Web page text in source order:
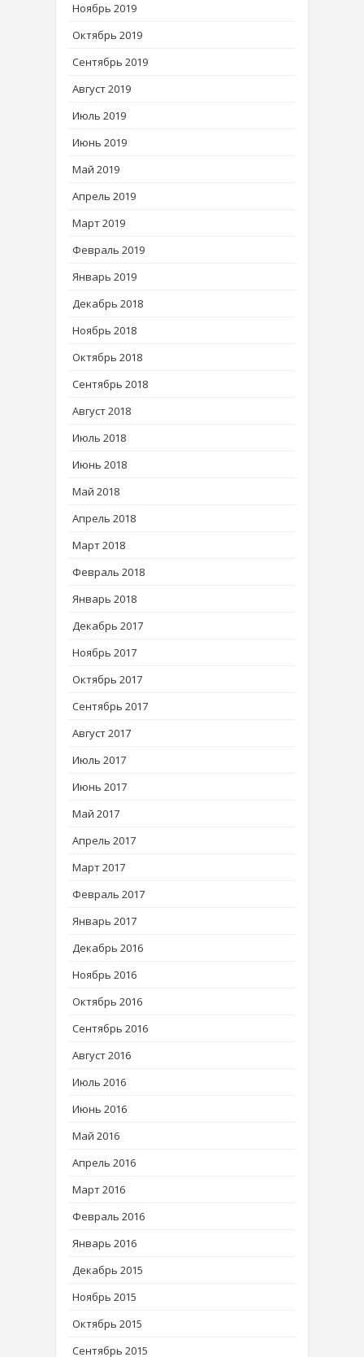
Ноябрь 2019
Октябрь 2019
Сентябрь 2019
Август 2019
Июль 2019
Июнь 2019
Май 2019
Апрель 2019
Март 2019
Февраль 2019
Январь 2019
Декабрь 2018
Ноябрь 2018
Октябрь 2018
Сентябрь 2018
Август 2018
Июль 2018
Июнь 2018
Май 2018
Апрель 2018
Март 2018
Февраль 2018
Январь 2018
Декабрь 2017
Ноябрь 2017
Октябрь 2017
Сентябрь 2017
Август 2017
Июль 2017
Июнь 2017
Май 2017
Апрель 2017
Март 2017
Февраль 2017
Январь 2017
Декабрь 2016
Ноябрь 2016
Октябрь 2016
Сентябрь 2016
Август 2016
Июль 2016
Июнь 2016
Май 2016
Апрель 2016
Март 2016
Февраль 2016
Январь 2016
Декабрь 2015
Ноябрь 2015
Октябрь 2015
Сентябрь 2015